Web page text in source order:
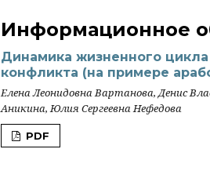
Информационное
Динамика жизненного
конфликта (на примере
Елена Леонидовна Вартанова, Денис
Аникина, Юлия Сергеевна Нефедова
PDF